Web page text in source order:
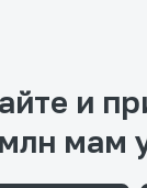
и
мам